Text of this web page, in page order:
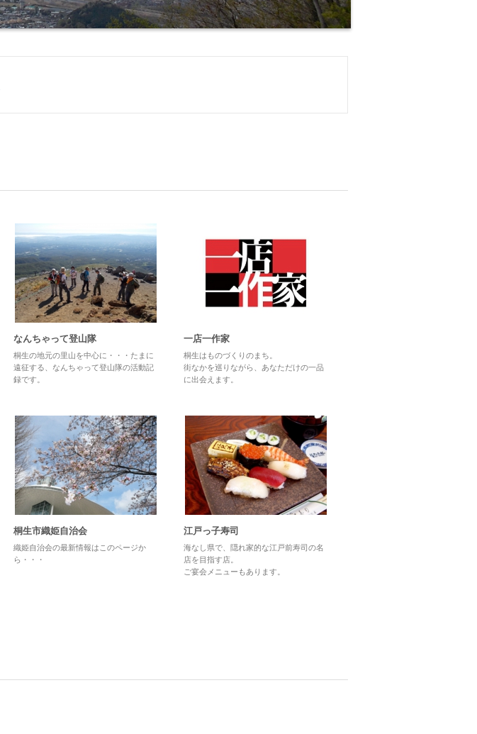
なんちゃって登山隊
桐生の地元の里山を中心に・・・たまに
遠征する、なんちゃって登山隊の活動記
録です。
一店一作家
桐生はものづくりのまち。
街なかを巡りながら、あなただけの一品
に出会えます。
桐生市織姫自治会
織姫自治会の最新情報はこのページか
ら・・・
江戸っ子寿司
海なし県で、隠れ家的な江戸前寿司の名
店を目指す店。
ご宴会メニューもあります。